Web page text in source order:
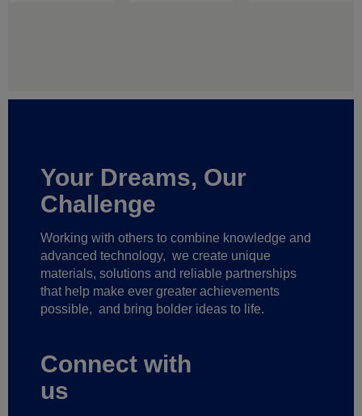
Your Dreams, Our
Challenge
Working with others to combine knowledge and
advanced technology, we create unique
materials, solutions and reliable partnerships
that help make ever greater achievements
possible, and bring bolder ideas to life.
Connect with
us